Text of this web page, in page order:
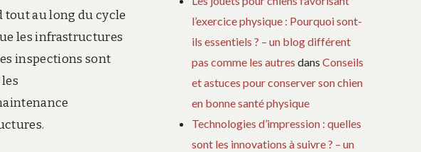
tout au long du cycle
les infrastructures
inspections sont
l’exercice physique : Pourquoi sont-
ils essentiels ? – un blog différent
pas comme les autres dansConseils
et astuces pour conserver son chien
en bonne santé physique
Technologies d’impression : quelles
sont les innovations à suivre ? – un